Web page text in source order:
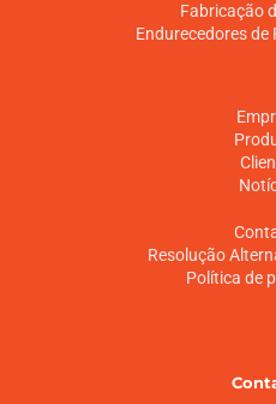
Fabricação
Endurecedores
Resolução
Política de